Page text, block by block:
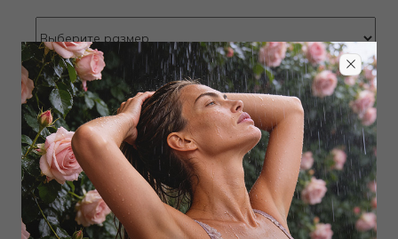
Определить размер
Наличие в магазинах
Добавитьв корзину
Добавить в избранное